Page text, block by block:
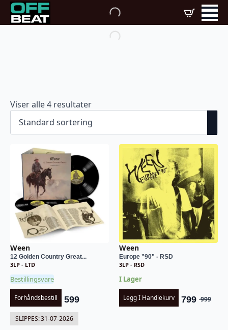
Viser alle 4 resultater
Ween
12 Golden Country Great...
3LP - LTD
Bestillingsvare
Forhåndsbestill 599
SLIPPES:31-07-2026
Ween
Europe "90" - RSD
3LP - RSD
I Lager
Legg I Handlekurv 999
799
Nåværende